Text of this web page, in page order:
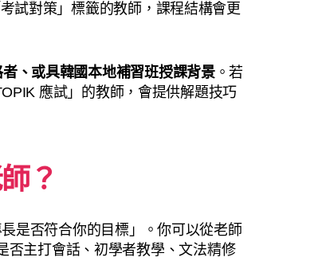
試對策」標籤的教師，課程結構會更
、或具韓國本地補習班授課背景。若
應試」的教師，會提供解題技巧
？
是否符合你的目標」。你可以從老師
否主打會話、初學者教學、文法精修